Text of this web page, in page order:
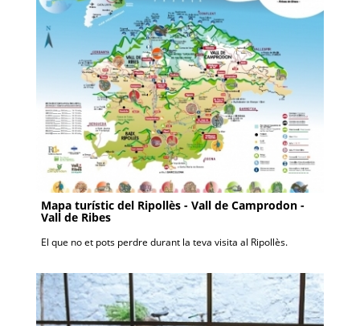
Mapa turístic del Ripollès - Vall de Camprodon -
Vall de Ribes
El que no et pots perdre durant la teva visita al Ripollès.